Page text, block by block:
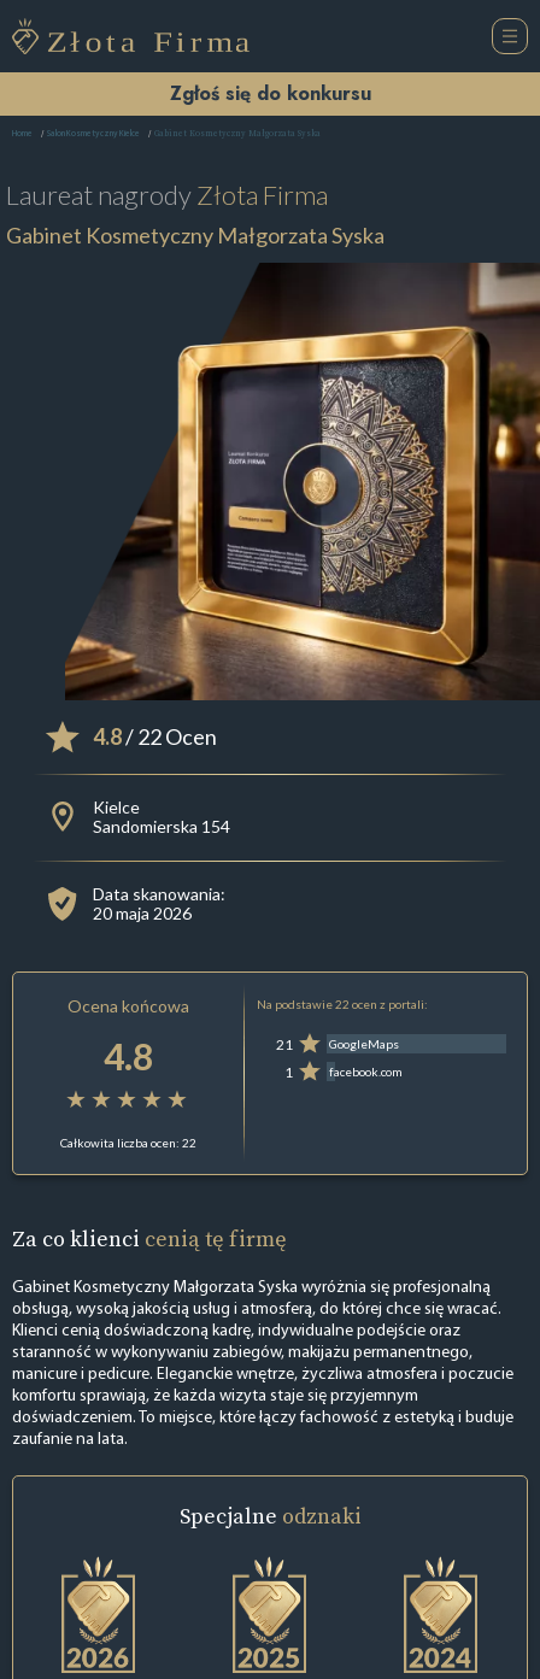
Zgłoś się do konkursu
Home Salon Kosmetyczny Kielce Gabinet Kosmetyczny Małgorzata Syska
Laureat nagrodyZłota Firma
Gabinet Kosmetyczny Małgorzata Syska
4.8/ 22 Ocen
Kielce
Sandomierska 154
Data skanowania:
20 maja 2026
Ocena końcowa
4.8
Całkowita liczba ocen: 22
Na podstawie 22 ocen z portali:
21 GoogleMaps
1 facebook.com
Za co klienci cenią tę firmę
Gabinet Kosmetyczny Małgorzata Syska wyróżnia się profesjonalną
obsługą, wysoką jakością usług i atmosferą, do której chce się wracać.
Klienci cenią doświadczoną kadrę, indywidualne podejście oraz
staranność w wykonywaniu zabiegów, makijażu permanentnego,
manicure i pedicure. Eleganckie wnętrze, życzliwa atmosfera i poczucie
komfortu sprawiają, że każda wizyta staje się przyjemnym
doświadczeniem. To miejsce, które łączy fachowość z estetyką i buduje
zaufanie na lata.
Specjalne odznaki